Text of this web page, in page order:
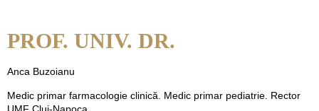
PROF. UNIV. DR.
Anca Buzoianu
Medic primar farmacologie clinică. Medic primar pediatrie. Rector
UMF Cluj-Napoca